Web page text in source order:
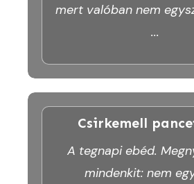
mert valóban nem
...
Csirkemell
A tegnapi ebéd.
mindenkit: nem